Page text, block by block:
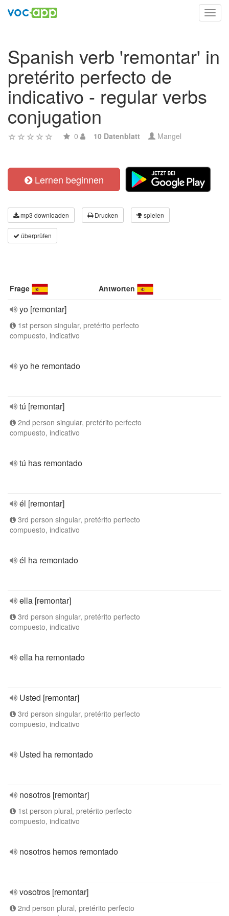
Spanish verb 'remontar' in
pretérito perfecto de
indicativo - regular verbs
conjugation
0 10 Datenblatt Mangel
Lernen beginnen
mp3 downloaden Drucken spielen
überprüfen
Frage Antworten
yo [remontar]
1st person singular, pretérito perfecto
compuesto, indicativo
yo he remontado
tú [remontar]
2nd person singular, pretérito perfecto
compuesto, indicativo
tú has remontado
él [remontar]
3rd person singular, pretérito perfecto
compuesto, indicativo
él ha remontado
ella [remontar]
3rd person singular, pretérito perfecto
compuesto, indicativo
ella ha remontado
Usted [remontar]
3rd person singular, pretérito perfecto
compuesto, indicativo
Usted ha remontado
nosotros [remontar]
1st person plural, pretérito perfecto
compuesto, indicativo
nosotros hemos remontado
vosotros [remontar]
2nd person plural, pretérito perfecto